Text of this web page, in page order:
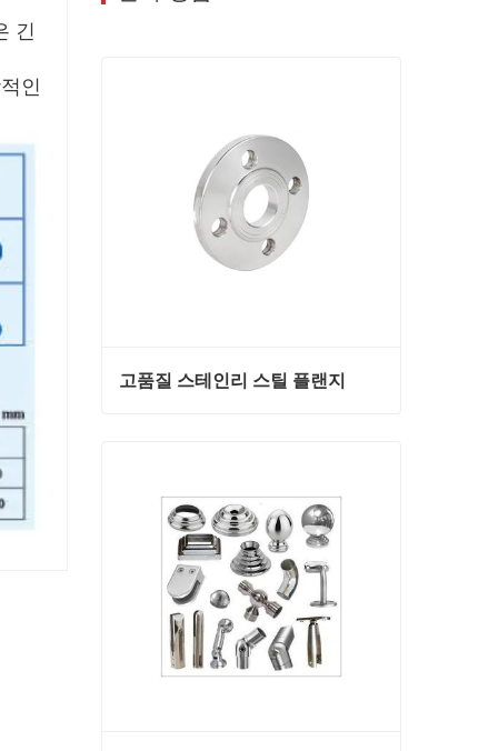
긴
인
고품질 스테인리 스틸 플랜지